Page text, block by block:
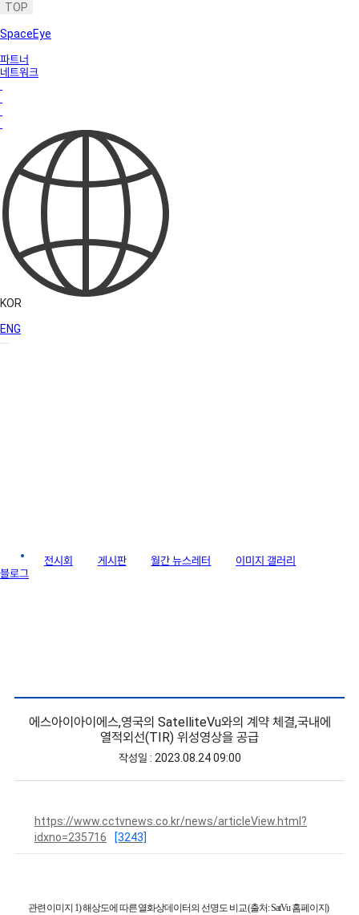
TOP
SpaceEye
파트너
네트워크
KOR
ENG
전시회 게시판 월간 뉴스레터
이미지 갤러리
블로그
에스아이아이에스,영국의 SatelliteVu와의 계약 체결,국내에
열적외선(TIR) 위성영상을 공급
작성일 : 2023.08.24 09:00
https://www.cctvnews.co.kr/news/articleView.html?
idxno=235716
[3243]
관련 이미지 1)해상도에 따른 열화상데이터의 선명도 비교(출처: SatVu홈페이지)